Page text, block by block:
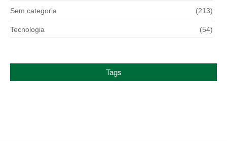
Sem categoria (213)
Tecnologia (54)
Tags